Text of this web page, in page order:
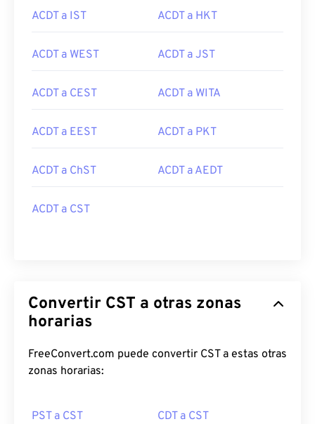
ACDT a IST ACDT a HKT
ACDT a WEST ACDT a JST
ACDT a CEST ACDT a WITA
ACDT a EEST ACDT a PKT
ACDT a ChST ACDT a AEDT
ACDT a CST
Convertir CST a otras zonas
horarias
FreeConvert.com puede convertir CST a estas otras
zonas horarias:
PST a CST CDT a CST